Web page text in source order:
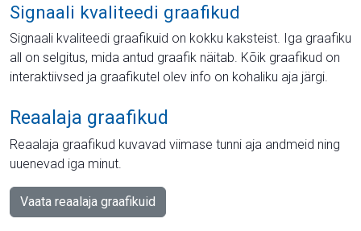
Signaali kvaliteedi graafikud
Signaali kvaliteedi graafikuid on kokku kaksteist. Iga graafiku
all on selgitus, mida antud graafik näitab. Kõik graafikud on
interaktiivsed ja graafikutel olev info on kohaliku aja järgi.
Reaalaja graafikud
Reaalaja graafikud kuvavad viimase tunni aja andmeid ning
uuenevad iga minut.
Vaata reaalaja graafikuid